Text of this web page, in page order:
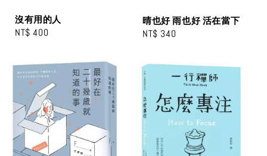
沒有用的人
Regular
NT$ 400
晴也好 雨也好 活在當下
Regular
NT$ 340